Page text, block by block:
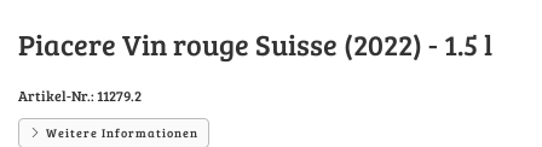
Piacere Vin rouge Suisse (2022) - 1.5 l
Artikel-Nr.:11279.2
Weitere Informationen